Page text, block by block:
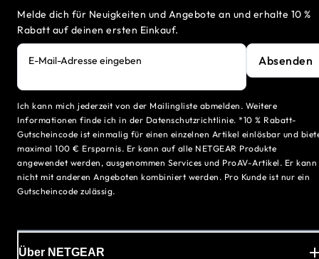
Melde dich für Neuigkeiten und Angebote an und erhalte 10 %
Rabatt auf deinen ersten Einkauf.
E-Mail-Adresse eingeben Absenden
Ich kann mich jederzeit von der Mailingliste abmelden. Weitere
Informationen finde ich in der Datenschutzrichtlinie. *10 % Rabatt-
Gutscheincode ist einmalig für einen einzelnen Artikel einlösbar und
maximal 100 € Ersparnis. Er kann auf alle NETGEAR Produkte
angewendet werden, ausgenommen Services und ProAV-Artikel. Er kann
nicht mit anderen Angeboten kombiniert werden. Pro Kunde ist nur ein
Gutscheincode zulässig.
Über NETGEAR